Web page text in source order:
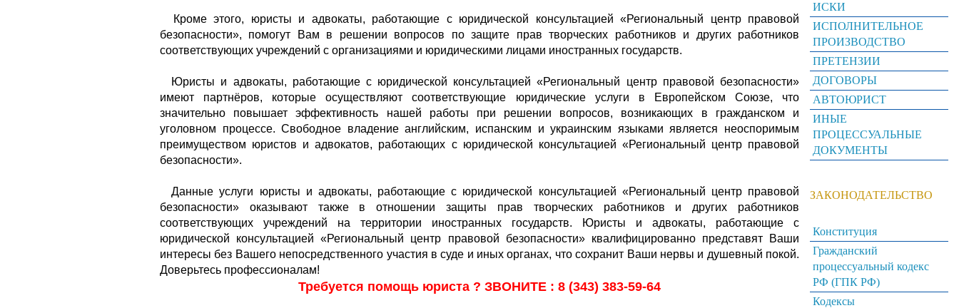
Кроме этого, юристы и адвокаты, работающие с юридической консультацией «Региональный центр правовой
безопасности», помогут Вам в решении вопросов по защите прав творческих работников и других работников
соответствующих учреждений с организациями и юридическими лицами иностранных государств.
Юристы и адвокаты, работающие с юридической консультацией «Региональный центр правовой безопасности»
имеют партнёров, которые осуществляют соответствующие юридические услуги в Европейском Союзе, что
значительно повышает эффективность нашей работы при решении вопросов, возникающих в гражданском и
уголовном процессе. Свободное владение английским, испанским и украинским языками является неоспоримым
преимуществом юристов и адвокатов, работающих с юридической консультацией «Региональный центр правовой
безопасности».
Данные услуги юристы и адвокаты, работающие с юридической консультацией «Региональный центр правовой
безопасности» оказывают также в отношении защиты прав творческих работников и других работников
соответствующих учреждений на территории иностранных государств. Юристы и адвокаты, работающие с
юридической консультацией «Региональный центр правовой безопасности» квалифицированно представят Ваши
интересы без Вашего непосредственного участия в суде и иных органах, что сохранит Ваши нервы и душевный покой.
Доверьтесь профессионалам!
Требуется помощь юриста ? ЗВОНИТЕ : 8 (343) 383-59-64
ИСКИ
ИСПОЛНИТЕЛЬНОЕ
ПРОИЗВОДСТВО
ПРЕТЕНЗИИ
ДОГОВОРЫ
АВТОЮРИСТ
ИНЫЕ
ПРОЦЕССУАЛЬНЫЕ
ДОКУМЕНТЫ
ЗАКОНОДАТЕЛЬСТВО
Конституция
Гражданский
процессуальный кодекс
РФ (ГПК РФ)
Кодексы